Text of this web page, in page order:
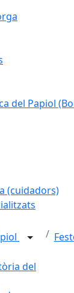
del Papiol
(cuidadors)
del